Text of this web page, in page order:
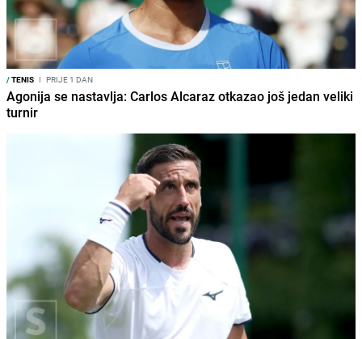
/TENIS I PRIJE 1 DAN
Agonija se nastavlja: Carlos Alcaraz otkazao još jedan veliki
turnir